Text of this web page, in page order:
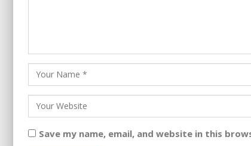
Save my name, email, and website in this